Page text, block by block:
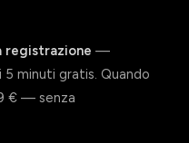
registrazione —
minuti gratis. Quando
€ — senza